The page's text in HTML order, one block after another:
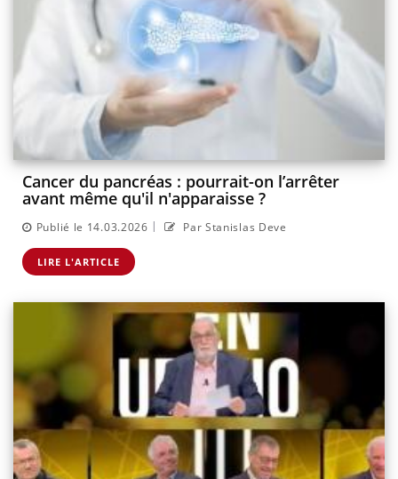
Cancer du pancréas : pourrait-on l’arrêter
avant même qu'il n'apparaisse ?
Publié le 14.03.2026 | Par Stanislas Deve
LIRE L'ARTICLE